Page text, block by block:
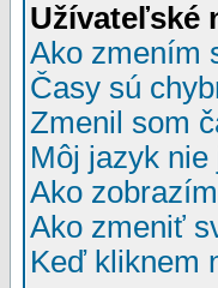
Užívateľské
Ako zmením
Časy sú
Zmenil som
Môj jazyk nie
Ako
Ako zmeniť
Keď kliknem